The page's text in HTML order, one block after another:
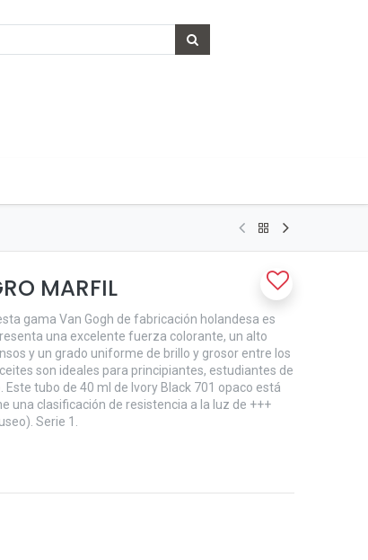
MARFIL
gama Van Gogh de fabricación holandesa es
una excelente fuerza colorante, un alto
y un grado uniforme de brillo y grosor entre los
son ideales para principiantes, estudiantes de
tubo de 40 ml de Ivory Black 701 opaco está
una clasificación de resistencia a la luz de +++
Serie 1.